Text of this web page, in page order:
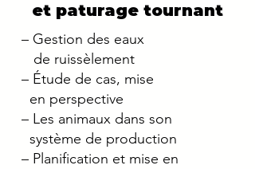
et paturage tournant
– Gestion des eaux
de ruissèlement
– Étude de cas, mise
en perspective
– Les animaux dans son
système de production
– Planification et mise en